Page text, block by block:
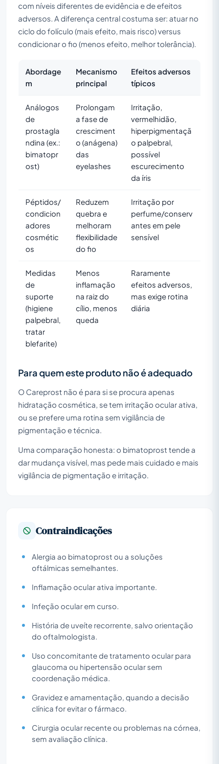
com níveis diferentes de evidência e de efeitos
adversos. A diferença central costuma ser: atuar no
ciclo do folículo (mais efeito, mais risco) versus
condicionar o fio (menos efeito, melhor tolerância).
Abordage
m
Mecanismo
principal
Efeitos adversos
típicos
Análogos
de
prostagla
ndina (ex.:
bimatopr
ost)
Prolongam
a fase de
cresciment
o (anágena)
das
eyelashes
Irritação,
vermelhidão,
hiperpigmentaçã
o palpebral,
possível
escurecimento
da íris
Péptidos/
condicion
adores
cosmétic
os
Reduzem
quebra e
melhoram
flexibilidade
do fio
Irritação por
perfume/conserv
antes em pele
sensível
Medidas
de
suporte
(higiene
palpebral,
tratar
blefarite)
Menos
inflamação
na raiz do
cílio, menos
queda
Raramente
efeitos adversos,
mas exige rotina
diária
Para quem este produto não é adequado
O Careprost não é para si se procura apenas
hidratação cosmética, se tem irritação ocular ativa,
ou se prefere uma rotina sem vigilância de
pigmentação e técnica.
Uma comparação honesta: o bimatoprost tende a
dar mudança visível, mas pede mais cuidado e mais
vigilância de pigmentação e irritação.
Contraindicações
Alergia ao bimatoprost ou a soluções
oftálmicas semelhantes.
Inflamação ocular ativa importante.
Infeção ocular em curso.
História de uveíte recorrente, salvo orientação
do oftalmologista.
Uso concomitante de tratamento ocular para
glaucoma ou hipertensão ocular sem
coordenação médica.
Gravidez e amamentação, quando a decisão
clínica for evitar o fármaco.
Cirurgia ocular recente ou problemas na córnea,
sem avaliação clínica.